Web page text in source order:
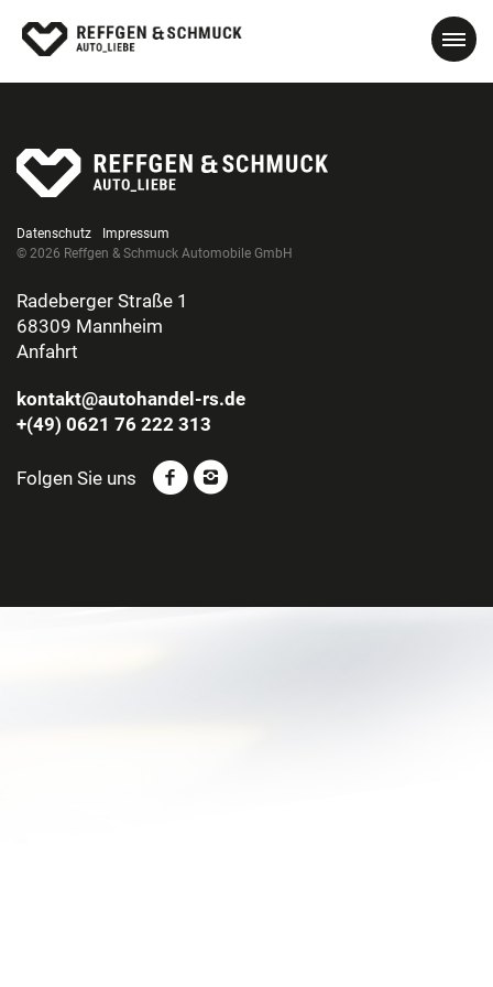
Datenschutz
Impressum
© 2026 Reffgen & Schmuck Automobile GmbH
Radeberger Straße 1
68309 Mannheim
Anfahrt
kontakt@autohandel-rs.de
+(49) 0621 76 222 313
Folgen Sie uns